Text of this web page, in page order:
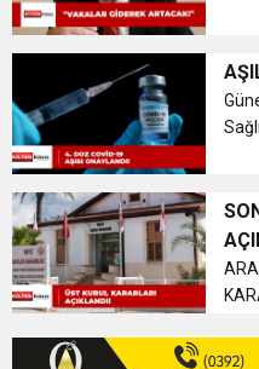
13:49 İran, Hürmüz’de
13:42 BEROVA: HAYAT
YÜZDE 7.5 İLE 8.5
20:30 Cumhurbaşkanı
fenalaşarak hastaneye